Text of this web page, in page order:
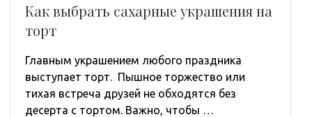
Как выбрать сахарные украшения на
торт
Главным украшением любого праздника
выступает торт. Пышное торжество или
тихая встреча друзей не обходятся без
десерта с тортом. Важно, чтобы …